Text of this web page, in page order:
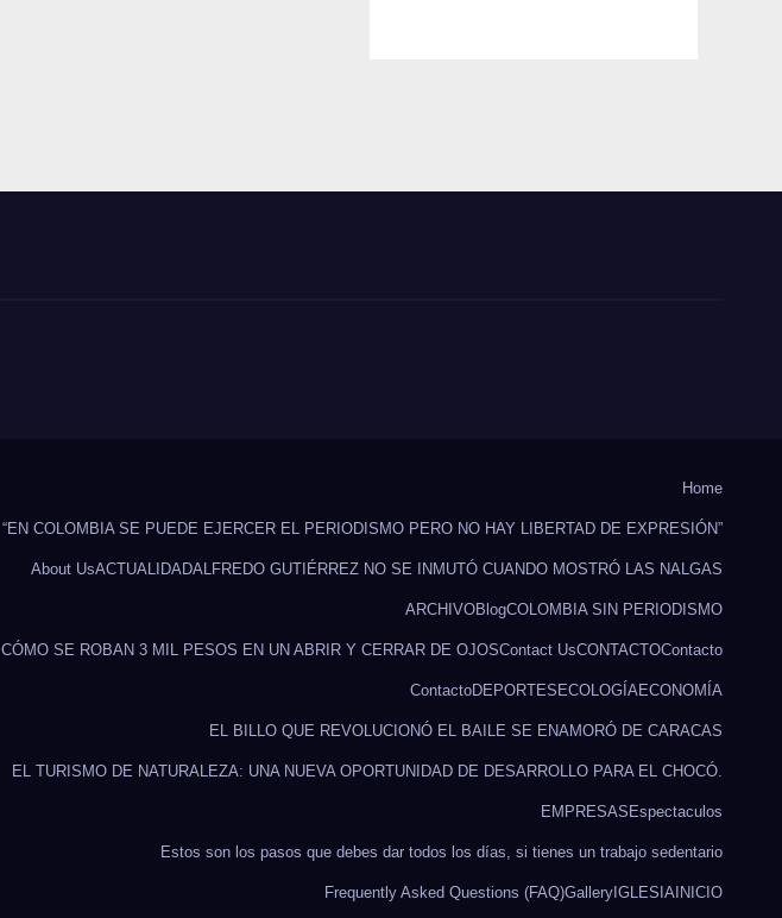
Home
“EN COLOMBIA SE PUEDE EJERCER EL PERIODISMO PERO NO HAY LIBERTAD DE EXPRESIÓN”
About UsACTUALIDADALFREDO GUTIÉRREZ NO SE INMUTÓ CUANDO MOSTRÓ LAS NALGAS
ARCHIVOBlogCOLOMBIA SIN PERIODISMO
CÓMO SE ROBAN 3 MIL PESOS EN UN ABRIR Y CERRAR DE OJOSContact UsCONTACTOContacto
ContactoDEPORTES ECOLOGÍAECONOMÍA
EL BILLO QUE REVOLUCIONÓ EL BAILE SE ENAMORÓ DE CARACAS
EL TURISMO DE NATURALEZA: UNA NUEVA OPORTUNIDAD DE DESARROLLO PARA EL CHOCÓ.
EMPRESAS Espectaculos
Estos son los pasos que debes dar todos los días, si tienes un trabajo sedentario
Frequently Asked Questions (FAQ)Gallery IGLESIA INICIO